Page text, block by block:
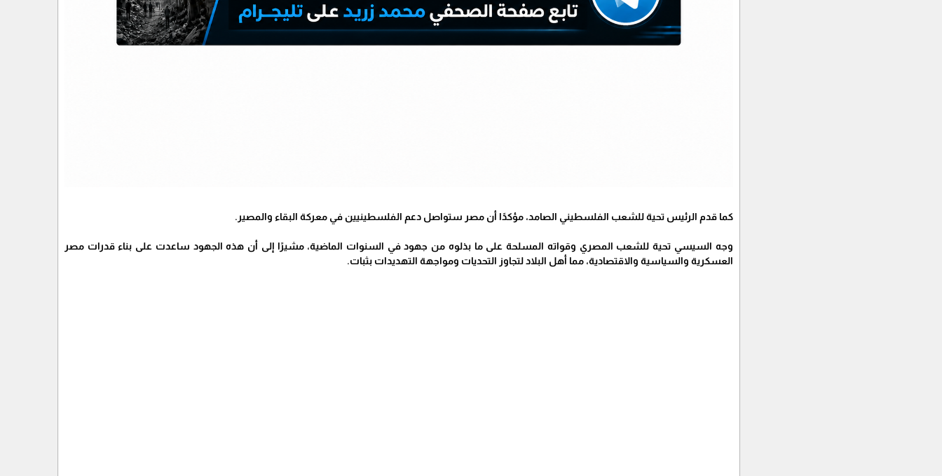
كما قدم الرئيس تحية للشعب الفلسطيني الصامد، مؤكدًا أن مصر ستواصل دعم الفلسطينيين في معركة البقاء والمصير.
وجه السيسي تحية للشعب المصري وقواته المسلحة على ما بذلوه من جهود في السنوات الماضية، مشيرًا إلى أن هذه الجهود ساعدت على بناء قدرات مصر
العسكرية والسياسية والاقتصادية، مما أهل البلاد لتجاوز التحديات ومواجهة التهديدات بثبات.